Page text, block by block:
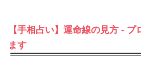
【手相占い】運命線の見方 - プ
ます